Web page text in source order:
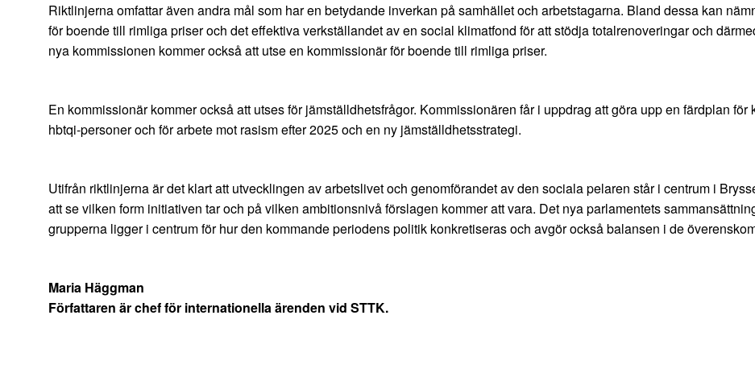
Riktlinjerna omfattar även andra mål som har en betydande inverkan på samhället och arbetstagarna. Bland dessa kan
för boende till rimliga priser och det effektiva verkställandet av en social klimatfond för att stödja totalrenoveringar och
nya kommissionen kommer också att utse en kommissionär för boende till rimliga priser.
En kommissionär kommer också att utses för jämställdhetsfrågor. Kommissionären får i uppdrag att göra upp en färdplan
hbtqi-personer och för arbete mot rasism efter 2025 och en ny jämställdhetsstrategi.
Utifrån riktlinjerna är det klart att utvecklingen av arbetslivet och genomförandet av den sociala pelaren står i centrum i
att se vilken form initiativen tar och på vilken ambitionsnivå förslagen kommer att vara. Det nya parlamentets
grupperna ligger i centrum för hur den kommande periodens politik konkretiseras och avgör också balansen i de
Maria Häggman
Författaren är chef för internationella ärenden vid STTK.